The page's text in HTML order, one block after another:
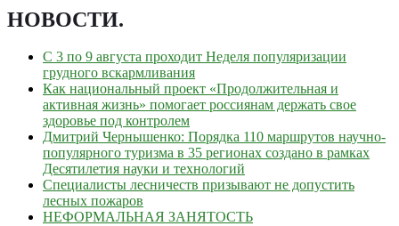
НОВОСТИ.
С 3 по 9 августа проходит Неделя популяризации
грудного вскармливания
Как национальный проект «Продолжительная и
активная жизнь» помогает россиянам держать свое
здоровье под контролем
Дмитрий Чернышенко: Порядка 110 маршрутов научно-
популярного туризма в 35 регионах создано в рамках
Десятилетия науки и технологий
Специалисты лесничеств призывают не допустить
лесных пожаров
НЕФОРМАЛЬНАЯ ЗАНЯТОСТЬ